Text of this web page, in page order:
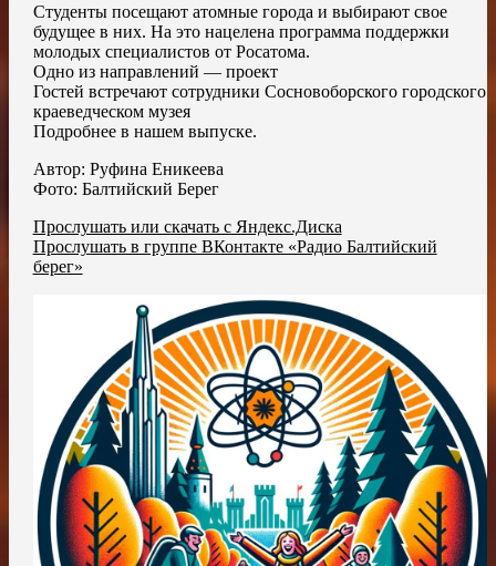
Студенты посещают атомные города и выбирают свое
будущее в них. На это нацелена программа поддержки
молодых специалистов от Росатома.
Одно из направлений — проект
Гостей встречают сотрудники Сосновоборского городского
краеведческом музея
Подробнее в нашем выпуске.
Автор: Руфина Еникеева
Фото: Балтийский Берег
Прослушать или скачать с Яндекс.Диска
Прослушать в группе ВКонтакте «Радио Балтийский
берег»